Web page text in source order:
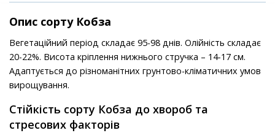
Опис сорту Кобза
Вегетаційний період складає 95-98 днів. Олійність складає
20-22%. Висота кріплення нижнього стручка – 14-17 см.
Адаптується до різноманітних грунтово-кліматичних умов
вирощування.
Стійкість сорту Кобза до хвороб та
стресових факторів